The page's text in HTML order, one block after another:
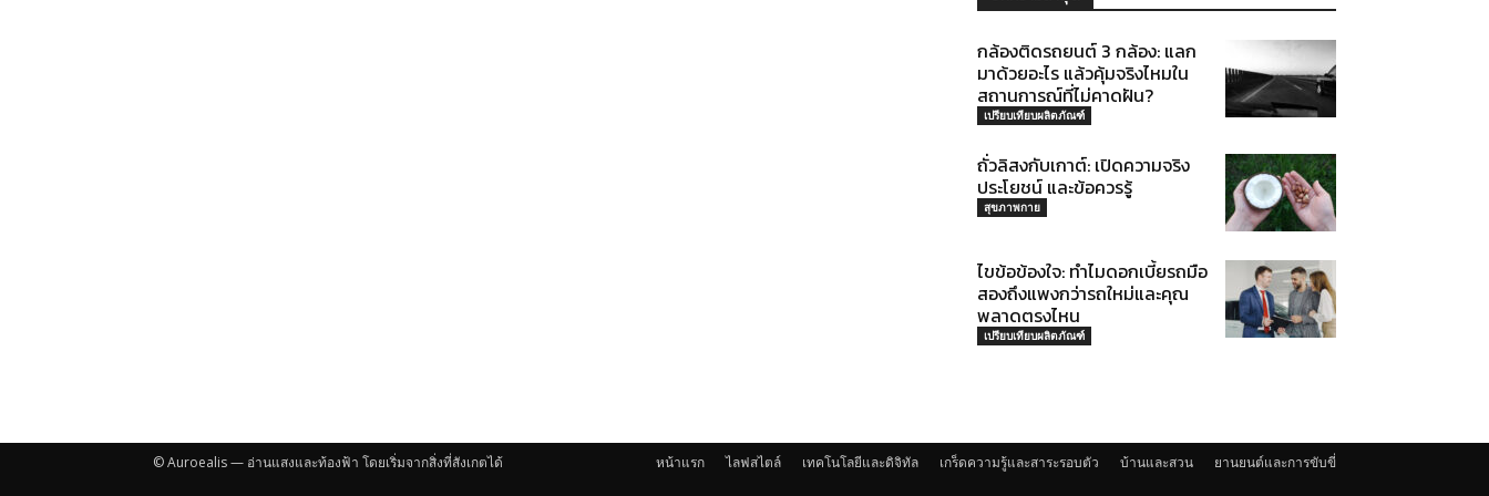
กล้องติดรถยนต์ 3 กล้อง: แลก
มาด้วยอะไร แล้วคุ้มจริงไหมใน
สถานการณ์ที่ไม่คาดฝัน?
เปรียบเทียบผลิตภัณฑ์
ถั่วลิสงกับเกาต์: เปิดความจริง
ประโยชน์ และข้อควรรู้
สุขภาพกาย
ไขข้อข้องใจ: ทำไมดอกเบี้ยรถมือ
สองถึงแพงกว่ารถใหม่และคุณ
พลาดตรงไหน
เปรียบเทียบผลิตภัณฑ์
หน้าแรก ไลฟสไตล์ เทคโนโลยีและดิจิทัล เกร็ดความรู้และสาระรอบตัว บ้านและสวน ยานยนต์และการขับขี่
© Auroealis — อ่านแสงและท้องฟ้า โดยเริ่มจากสิ่งที่สังเกตได้